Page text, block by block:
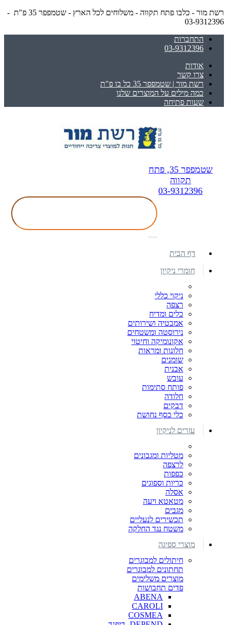
רשת מור - כלבו פתח תקווה - משלוחים לכל הארץ - שטמפפר 35 פ"ת -
03-9312396
התחברות
03-9312396
אודות
צרו קשר
רשת מור | שטמפפר 35 כל בו פ"ת
כמה מילים על המוצרים שלנו
שעות פתיחה
שטמפפר 35, פתח
תקווה
03-9312396
דף הבית
חומרי ניקיון
ניקוי כללי
רצפה
כלים ומדיח
אמבטיה ושירותים
נירוסטה ומשטחים
אקונומיקה וחיטוי
חלונות ומראות
שומנים
אבנית
עובש
פותח סתימות
חלודה
דבקים
כלי כסף נחושת
עזרים לניקיון
מטליות ומגבונים
לרצפה
כפפות
כריות וספוגים
אסלה
מטאטא ויעה
מגבים
תכשירים לנעליים
משטח נגד החלקה
מוצרי ספיגה
חיתולים למבוגרים
תחתונים למבוגרים
מוצרים משלימים
פדים תחבושות
ABENA
CAROLI
COSMEA